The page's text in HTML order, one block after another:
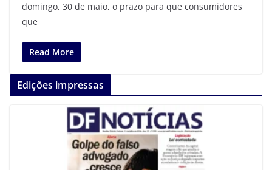
domingo, 30 de maio, o prazo para que consumidores
que
Read More
Edições impressas